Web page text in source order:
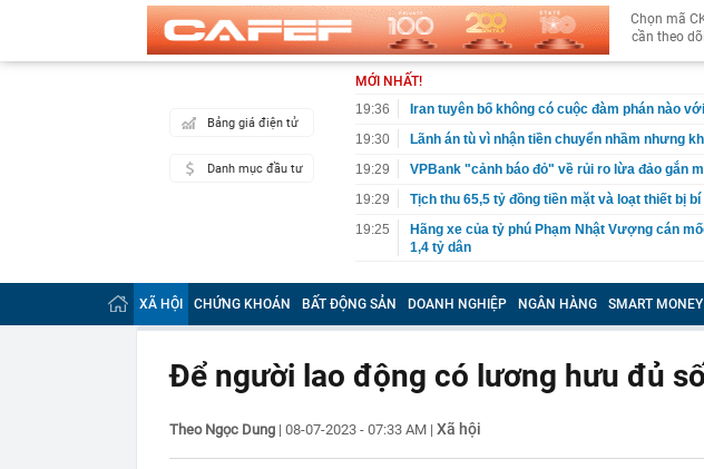
Chọn mã
cần theo dõi
Bảng giá điện tử
Danh mục đầu tư
MỚI NHẤT!
19:36
Iran tuyên bố không có cuộc đàm phán nào
19:30
Lãnh án tù vì nhận tiền chuyển nhầm nhưng
19:29
VPBank "cảnh báo đỏ" về rủi ro lừa đảo gắn
19:29
Tịch thu 65,5 tỷ đồng tiền mặt và loạt thiết bị
19:25
Hãng xe của tỷ phú Phạm Nhật Vượng cán
1,4 tỷ dân
19:20
Cristiano Ronaldo khoe dàn siêu xe triệu USD
19:15
Vietlott 6/8 - Xổ số Power 6/55 - Kết quả xổ số
6/8/2026
MB, Sacombank, HDBank,...
19:14
Công ty con của HAGL chốt thời gian IPO
XÃ HỘI CHỨNG KHOÁN BẤT ĐỘNG SẢN DOANH NGHIỆP NGÂN HÀNG SMART MONEY
Để người lao động có lương hưu đủ
Theo Ngọc Dung | 08-07-2023 - 07:33 AM | Xã hội